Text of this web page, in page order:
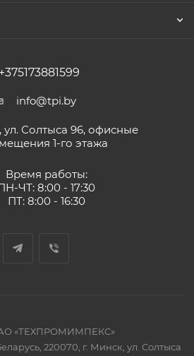
+375173881599
info@tpi.by
ул. Солтыса 96, офисные
1-го этажа
Время работы:
ЧТ: 8:00 - 17:30
ПТ: 8:00 - 16:30
«ТЕХПРОМИМПЕКС»
220070, г. Минск, ул. Солтыса